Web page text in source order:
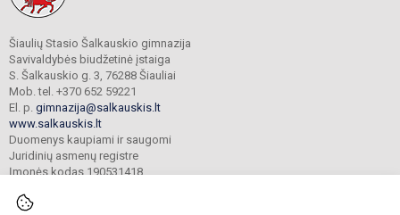
Šiaulių Stasio Šalkauskio gimnazija
Savivaldybės biudžetinė įstaiga
S. Šalkauskio g. 3, 76288 Šiauliai
Mob. tel. +370 652 59221
El. p. gimnazija@salkauskis.lt
www.salkauskis.lt
Duomenys kaupiami ir saugomi
Juridinių asmenų registre
Įmonės kodas 190531418